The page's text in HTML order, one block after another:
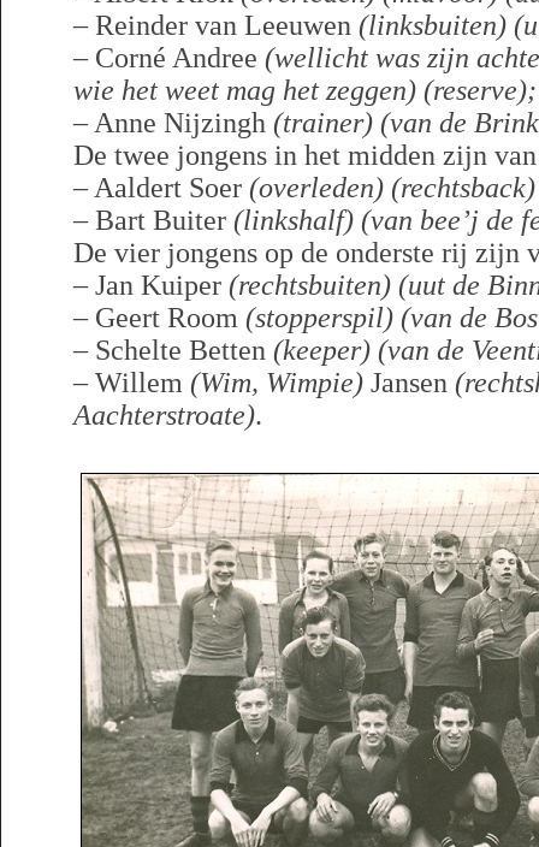
– Reinder van Leeuwen (linksbuiten)
– Corné Andree (wellicht was zijn
wie het weet mag het zeggen) (reserve);
– Anne Nijzingh (trainer) (van de
De twee jongens in het midden zijn
– Aaldert Soer (overleden)
– Bart Buiter (linkshalf) (van bee’j de
De vier jongens op de onderste rij zijn
– Jan Kuiper (rechtsbuiten) (uut de
– Geert Room (stopperspil) (van de
– Schelte Betten (keeper) (van de
– Willem (Wim, Wimpie) Jansen
Aachterstroate).